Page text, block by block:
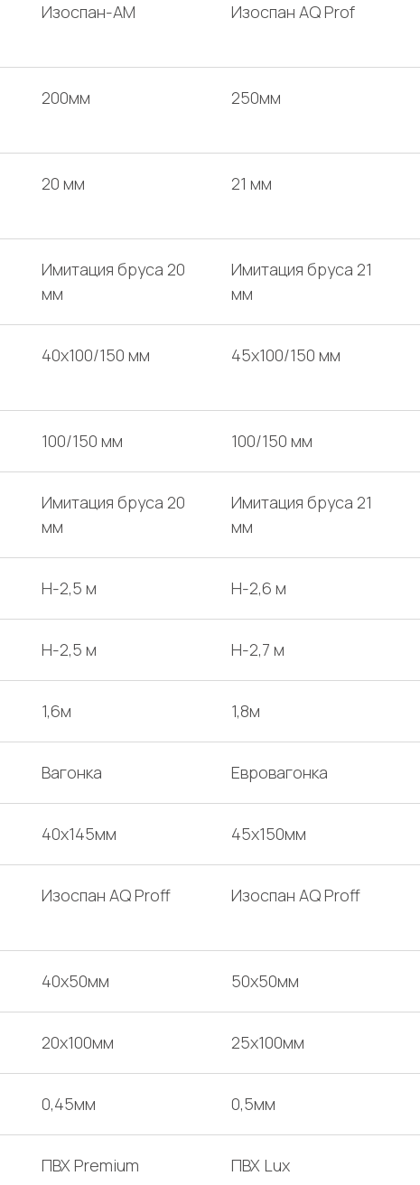
Изоспан-AM Изоспан AQ Prof
200мм 250мм
20 мм 21 мм
Имитация бруса 20
мм
Имитация бруса 21
мм
40х100/150 мм 45х100/150 мм
100/150 мм 100/150 мм
Имитация бруса 20
мм
Имитация бруса 21
мм
H-2,5 м H-2,6 м
H-2,5 м H-2,7 м
1,6м 1,8м
Вагонка Евровагонка
40х145мм 45х150мм
Изоспан AQ Proff Изоспан AQ Proff
40х50мм 50х50мм
20х100мм 25х100мм
0,45мм 0,5мм
ПВХ Premium ПВХ Lux